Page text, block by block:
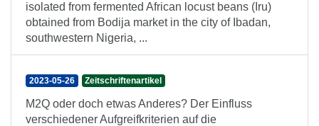
isolated from fermented African locust beans (Iru)
obtained from Bodija market in the city of Ibadan,
southwestern Nigeria, ...
2023-05-26 Zeitschriftenartikel
M2Q oder doch etwas Anderes? Der Einfluss
verschiedener Aufgreifkriterien auf die